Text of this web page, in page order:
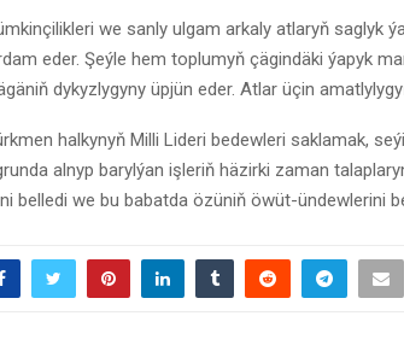
we sanly ulgam arkaly atlaryň saglyk
eder. Şeýle hem toplumyň çägindäki ýapyk
dykyzlygyny üpjün eder. Atlar üçin
halkynyň Milli Lideri bedewleri saklamak,
alnyp barylýan işleriň häzirki zaman
belledi we bu babatda özüniň öwüt-ündewlerini